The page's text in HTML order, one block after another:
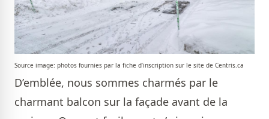
Source image: photos fournies par la fiche d’inscription sur le site de Centris.ca
D’emblée, nous sommes charmés par le
charmant balcon sur la façade avant de la